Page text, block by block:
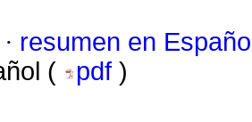
· resumen en
(
pdf )